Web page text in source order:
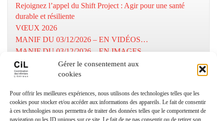
Gérer le consentement aux
cookies
Pour offrir les meilleures expériences, nous utilisons des technologies telles que les
cookies pour stocker et/ou accéder aux informations des appareils. Le fait de consentir
à ces technologies nous permettra de traiter des données telles que le comportement de
navigation ou les ID uniques sur ce site. Le fait de ne pas consentir ou de retirer son
Rejoignez l’appel du Shift Project : Agir pour une santé
durable et résiliente
VŒUX 2026
MANIF DU 03/12/2026 – EN VIDÉOS…
MANIF DU 03/12/2026 – EN IMAGES…
MOBILISATION DU 03/12/2025
Numéros utiles
Coordination Infirmiers